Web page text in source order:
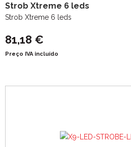
Strob Xtreme 6 leds
Strob Xtreme 6 leds
81,18 €
Preço IVA incluído